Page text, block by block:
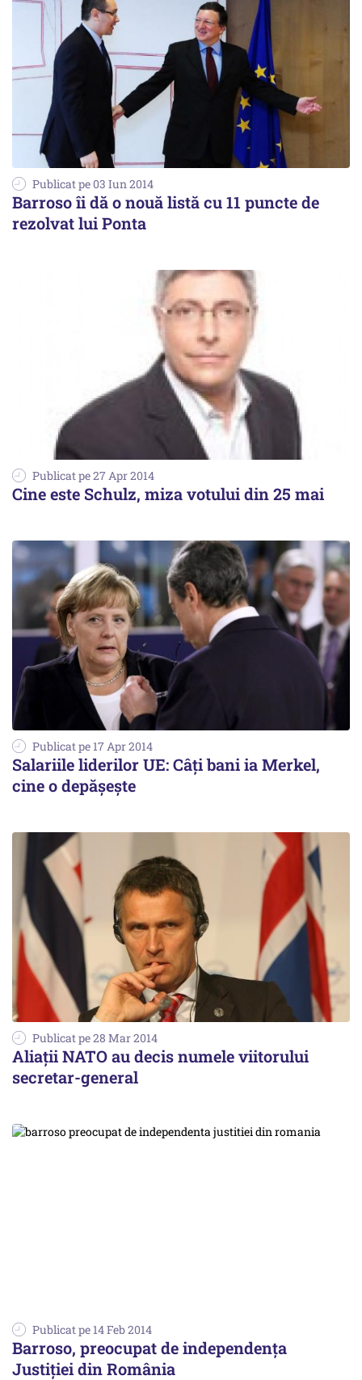
Publicat pe 03 Iun 2014
Barroso îi dă o nouă listă cu 11 puncte de
rezolvat lui Ponta
Publicat pe 27 Apr 2014
Cine este Schulz, miza votului din 25 mai
Publicat pe 17 Apr 2014
Salariile liderilor UE: Câți bani ia Merkel,
cine o depășește
Publicat pe 28 Mar 2014
Aliații NATO au decis numele viitorului
secretar-general
Publicat pe 14 Feb 2014
Barroso, preocupat de independența
Justiției din România